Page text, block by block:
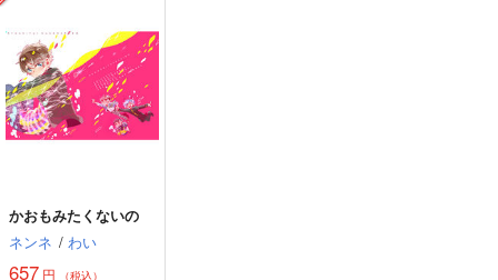
かおもみたくないの
ネンネ / わい
657 円 （税込）